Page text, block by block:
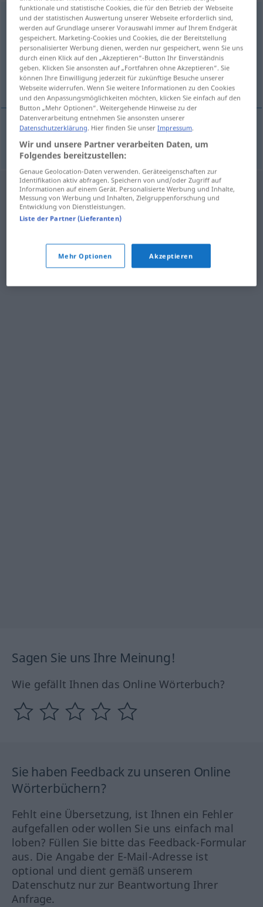
Abmarschm
Übersicht aller Übersetzungen
(Für mehr Details die Übersetzung anklicken/antippen)
afmars, aftocht
afmars,aftocht Abmarsch
Sagen Sie uns Ihre Meinung!
Wie gefällt Ihnen das Online Wörterbuch?
Sie haben Feedback zu unseren Online
Wörterbüchern?
Fehlt eine Übersetzung, ist Ihnen ein Fehler
aufgefallen oder wollen Sie uns einfach mal
loben? Füllen Sie bitte das Feedback-Formular
aus. Die Angabe der E-Mail-Adresse ist
optional und dient gemäß unserem
Datenschutz nur zur Beantwortung Ihrer
Anfrage.
funktionale und statistische Cookies, die für den Betrieb der Webseite
und der statistischen Auswertung unserer Webseite erforderlich sind,
werden auf Grundlage unserer Vorauswahl immer auf Ihrem Endgerät
gespeichert. Marketing-Cookies und Cookies, die der Bereitstellung
personalisierter Werbung dienen, werden nur gespeichert, wenn Sie uns
durch einen Klick auf den „Akzeptieren“-Button Ihr Einverständnis
geben. Klicken Sie ansonsten auf „Fortfahren ohne Akzeptieren“. Sie
können Ihre Einwilligung jederzeit für zukünftige Besuche unserer
Webseite widerrufen. Wenn Sie weitere Informationen zu den Cookies
und den Anpassungsmöglichkeiten möchten, klicken Sie einfach auf den
Button „Mehr Optionen“. Weitergehende Hinweise zu der
Datenverarbeitung entnehmen Sie ansonsten unserer
Datenschutzerklärung. Hier finden Sie unserImpressum.
Wir und unsere Partner verarbeiten Daten, um
Folgendes bereitzustellen:
Genaue Geolocation-Daten verwenden. Geräteeigenschaften zur
Identifikation aktiv abfragen. Speichern von und/oder Zugriff auf
Informationen auf einem Gerät. Personalisierte Werbung und Inhalte,
Messung von Werbung und Inhalten, Zielgruppenforschung und
Entwicklung von Dienstleistungen.
Liste der Partner (Lieferanten)
Mehr Optionen Akzeptieren